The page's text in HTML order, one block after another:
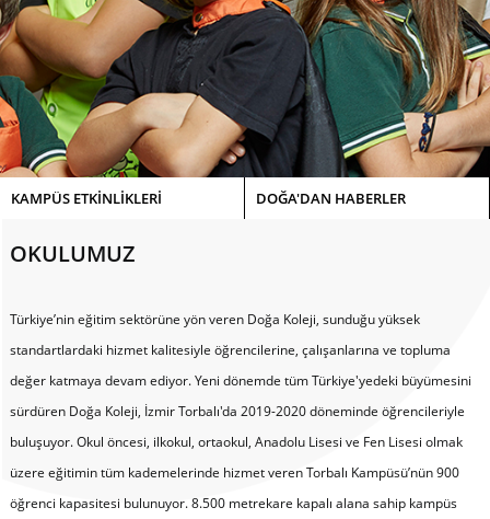
KAMPÜS ETKİNLİKLERİ DOĞA'DAN HABERLER
OKULUMUZ
Türkiye’nin eğitim sektörüne yön veren Doğa Koleji, sunduğu yüksek
standartlardaki hizmet kalitesiyle öğrencilerine, çalışanlarına ve topluma
değer katmaya devam ediyor. Yeni dönemde tüm Türkiye'yedeki büyümesini
sürdüren Doğa Koleji, İzmir Torbalı'da 2019-2020 döneminde öğrencileriyle
buluşuyor. Okul öncesi, ilkokul, ortaokul, Anadolu Lisesi ve Fen Lisesi olmak
üzere eğitimin tüm kademelerinde hizmet veren Torbalı Kampüsü’nün 900
öğrenci kapasitesi bulunuyor. 8.500 metrekare kapalı alana sahip kampüs